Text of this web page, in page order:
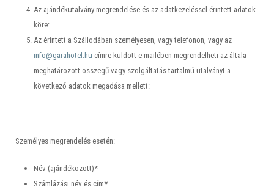
Az ajándékutalvány megrendelése és az adatkezeléssel érintett adatok
köre:
Az érintett a Szállodában személyesen, vagy telefonon, vagy az
info@garahotel.hu címre küldött e-mailében megrendelheti az általa
meghatározott összegű vagy szolgáltatás tartalmú utalványt a
következő adatok megadása mellett:
Személyes megrendelés esetén:
Név (ajándékozott)*
Számlázási név és cím*